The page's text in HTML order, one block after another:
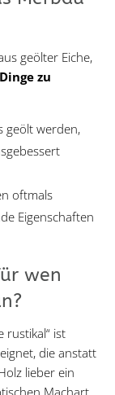
geölter Eiche,
zu
geölt werden,
oftmals
Eigenschaften
wen
rustikal“ ist
die anstatt
lieber ein
Machart